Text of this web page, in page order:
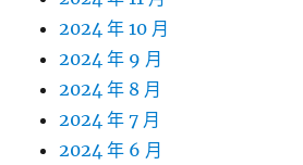
2024 年 10 月
2024 年 9 月
2024 年 8 月
2024 年 7 月
2024 年 6 月